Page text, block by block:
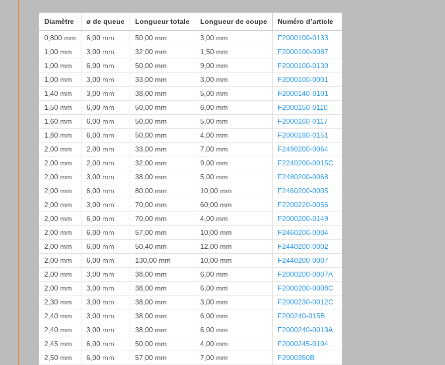
Diamètre ø de queue Longueur totale Longueur de coupe Numéro d’article
0,800 mm 6,00 mm 50,00 mm 3,00 mm
F2000100-0133
1,00 mm
3,00 mm 32,00 mm 1,50 mm
F2000100-0087
1,00 mm
6,00 mm 50,00 mm 9,00 mm
F2000100-0130
1,00 mm
3,00 mm 33,00 mm 3,00 mm
F2000100-0001
1,40 mm
3,00 mm 38,00 mm 5,00 mm
F2000140-0101
1,50 mm
6,00 mm 50,00 mm 6,00 mm
F2000150-0110
1,60 mm
6,00 mm 50,00 mm 5,00 mm
F2000160-0117
1,80 mm
6,00 mm 50,00 mm 4,00 mm
F2000180-0151
2,00 mm
2,00 mm 33,00 mm 7,00 mm
F2490200-0064
2,00 mm
2,00 mm 32,00 mm 9,00 mm
F2240200-0015C
2,00 mm
3,00 mm 38,00 mm 5,00 mm
F2480200-0068
2,00 mm
6,00 mm 80,00 mm 10,00 mm
F2460200-0005
2,00 mm
3,00 mm 70,00 mm 60,00 mm
F2200220-0056
2,00 mm
6,00 mm 70,00 mm 4,00 mm
F2000200-0149
2,00 mm
6,00 mm 57,00 mm 10,00 mm
F2460200-0004
2,00 mm
6,00 mm 50,40 mm 12,00 mm
F2440200-0002
2,00 mm
6,00 mm 130,00 mm 10,00 mm
F2440200-0007
2,00 mm
3,00 mm 38,00 mm 6,00 mm
F2000200-0007A
2,00 mm
3,00 mm 38,00 mm 6,00 mm
F2000200-0008C
2,30 mm
3,00 mm 38,00 mm 3,00 mm
F2000230-0012C
2,40 mm
3,00 mm 38,00 mm 6,00 mm
F200240-015B
2,40 mm
3,00 mm 38,00 mm 6,00 mm
F2000240-0013A
2,45 mm
6,00 mm 50,00 mm 4,00 mm
F2000245-0104
2,50 mm
6,00 mm 57,00 mm 7,00 mm
F2000350B